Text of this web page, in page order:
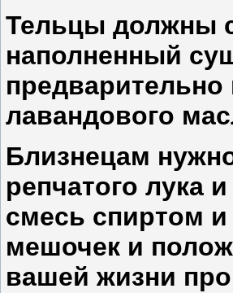
Тельцы должны
наполненный
лавандового
Близнецам
репчатого лука
смесь спиртом
мешочек и
вашей жизни